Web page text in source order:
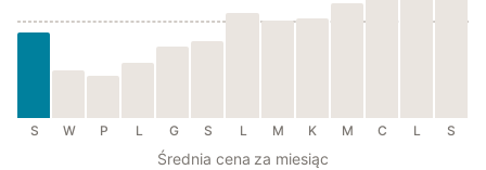
S W P L G S L M K M C L S
Średnia cena za miesiąc